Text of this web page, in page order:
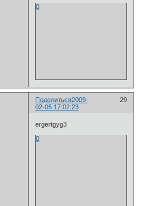
0
Поделиться 29
2009-
02-05 17:02:23
ergertgyg3
0